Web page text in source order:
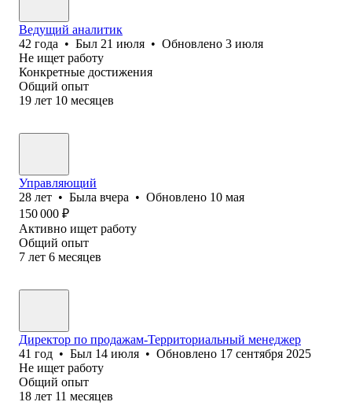
Ведущий аналитик
42 года • Был 21 июля • Обновлено 3 июля
Не ищет работу
Конкретные достижения
Общий опыт
19 лет 10 месяцев
Управляющий
28 лет • Была вчера • Обновлено 10 мая
150 000 ₽
Активно ищет работу
Общий опыт
7 лет 6 месяцев
Директор по продажам-Территориальный менеджер
41 год • Был 14 июля • Обновлено 17 сентября 2025
Не ищет работу
Общий опыт
18 лет 11 месяцев